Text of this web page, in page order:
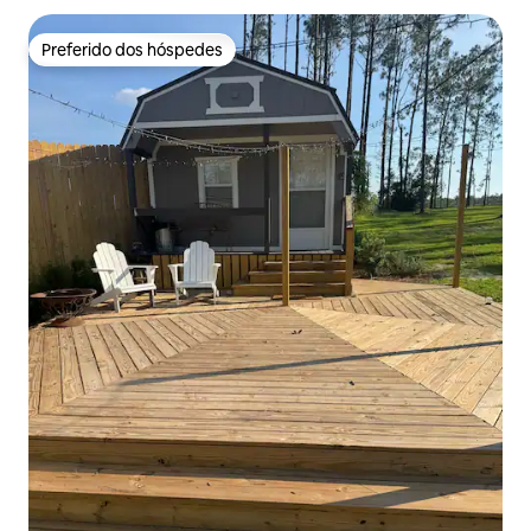
Preferido dos hóspedes
Preferido dos hóspedes